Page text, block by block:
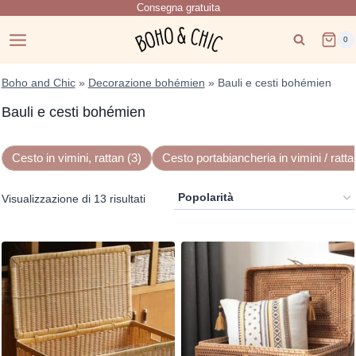
contenuto
Consegna gratuita
0
Boho and Chic» Decorazione bohémien » Bauli e cesti bohémien
Bauli e cesti bohémien
Cesto in vimini, rattan (3) Cesto portabiancheria in vimini /
Visualizzazione di 13 risultatiPopolarità